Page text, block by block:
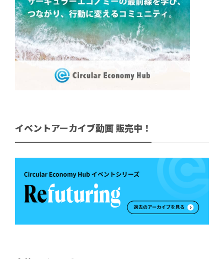
イベントアーカイブ動画 販売中！